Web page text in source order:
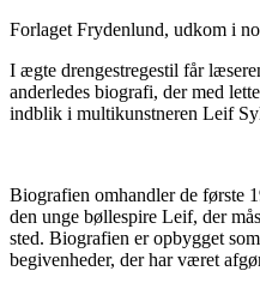
Forlaget Frydenlund, udkom i
I ægte drengestregestil får
anderledes biografi, der med
indblik i multikunstneren Leif
Biografien omhandler de første
den unge bøllespire Leif, der
sted. Biografien er opbygget
begivenheder, der har været